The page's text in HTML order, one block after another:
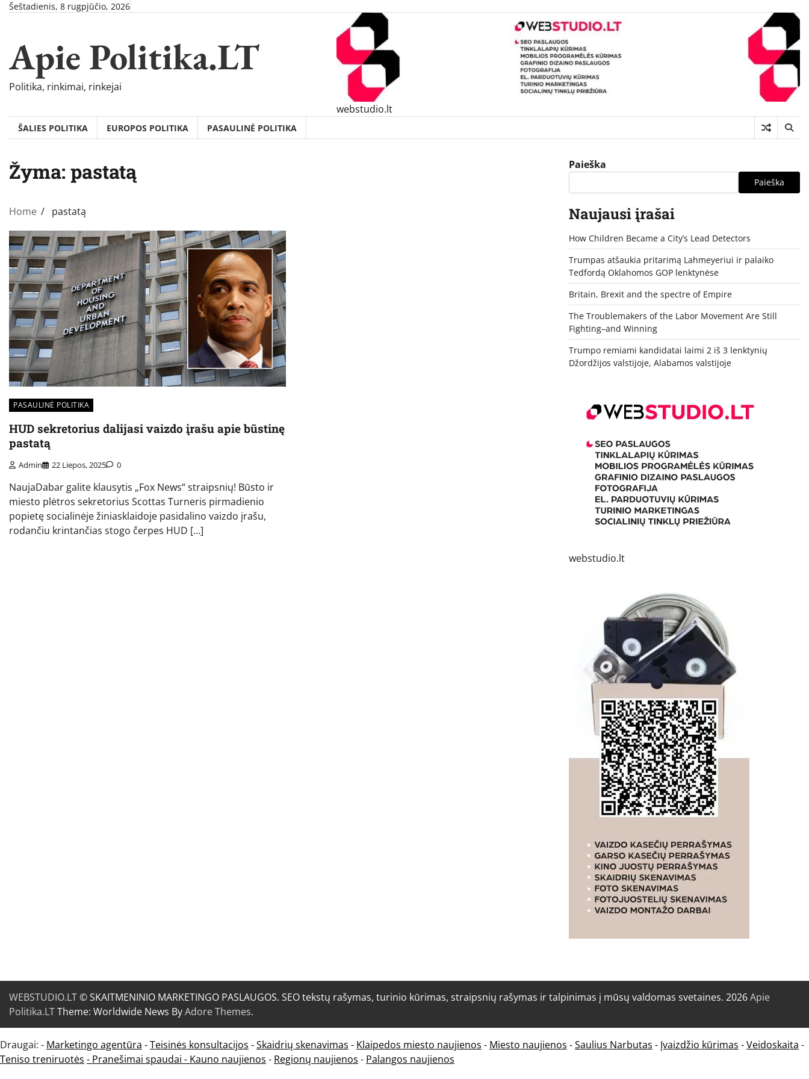
SkipŠeštadienis, 8 rugpjūčio, 2026
Apie Politika.LT
Politika, rinkimai, rinkejai
webstudio.lt
ŠALIES POLITIKA EUROPOS POLITIKA PASAULINĖ POLITIKA
Žyma: pastatą
Home pastatą
PASAULINĖ POLITIKA
HUD sekretorius dalijasi vaizdo įrašu apie būstinę
pastatą
Admin 22 Liepos, 2025 0
NaujaDabar galite klausytis „Fox News“ straipsnių! Būsto ir
miesto plėtros sekretorius Scottas Turneris pirmadienio
popietę socialinėje žiniasklaidoje pasidalino vaizdo įrašu,
rodančiu krintančias stogo čerpes HUD […]
Paieška
Paieška
Naujausi įrašai
How Children Became a City’s Lead Detectors
Trumpas atšaukia pritarimą Lahmeyeriui ir palaiko
Tedfordą Oklahomos GOP lenktynėse
Britain, Brexit and the spectre of Empire
The Troublemakers of the Labor Movement Are Still
Fighting–and Winning
Trumpo remiami kandidatai laimi 2 iš 3 lenktynių
Džordžijos valstijoje, Alabamos valstijoje
webstudio.lt
WEBSTUDIO.LT© SKAITMENINIO MARKETINGO PASLAUGOS. SEO tekstų rašymas, turinio kūrimas, straipsnių rašymas ir talpinimas į mūsų valdomas svetaines. 2026Apie
Politika.LTTheme: Worldwide News ByAdore Themes.
Draugai: - Marketingo agentūra -Teisinės konsultacijos -Skaidrių skenavimas - Klaipedos miesto naujienos - Miesto naujienos -Saulius Narbutas - Įvaizdžio kūrimas -Veidoskaita -
Teniso treniruotės - Pranešimai spaudai - Kauno naujienos - Regionų naujienos - Palangos naujienos